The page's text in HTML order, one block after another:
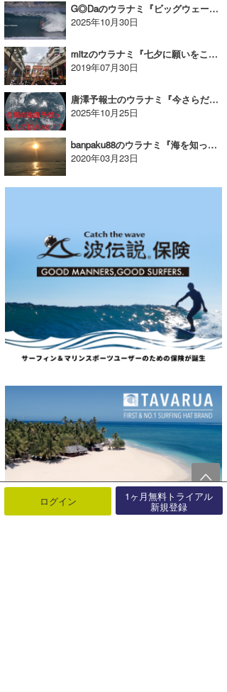
G◎Daのウラナミ『ビッグウェーバーと神話の洞窟』
2025年10月30日
mitzのウラナミ『七夕に願いをこめて』
2019年07月30日
唐澤予報士のウラナミ『今さらだけど知っておきたい台風の基礎知識 Vol.2』
2025年10月25日
banpaku88のウラナミ『海を知って！モット海を好きになろう♥25』
2020年03月23日
ログイン 1ヶ月無料トライアル
新規登録